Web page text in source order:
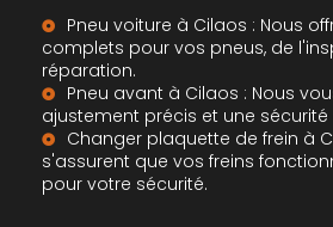
Pneu voiture à Cilaos : Nous
complets pour vos pneus, de
réparation.
Pneu avant à Cilaos : Nous
ajustement précis et une
Changer plaquette de frein à
s'assurent que vos freins
pour votre sécurité.